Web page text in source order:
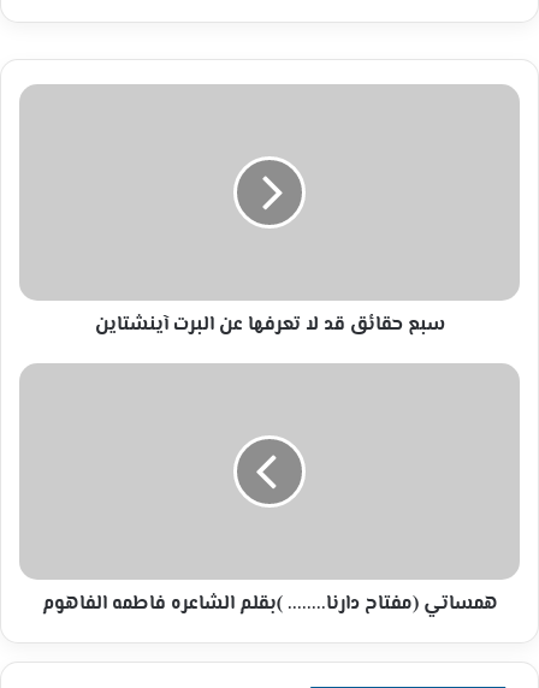
سبع
سبع حقائق قد لا تعرفها عن البرت آينشتاين
همساتي
همساتي (مفتاح دارنا........ )بقلم الشاعره فاطمه الفاهوم